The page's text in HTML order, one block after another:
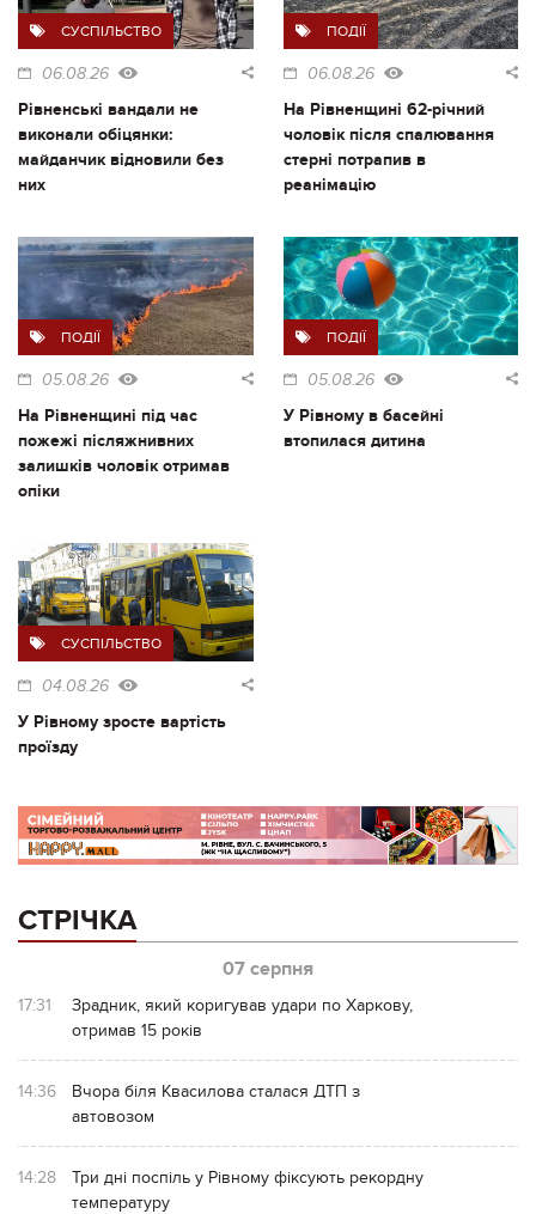
СУСПІЛЬСТВО
06.08.26
Рівненські вандали не
виконали обіцянки:
майданчик відновили без
них
ПОДІЇ
06.08.26
На Рівненщині 62-річний
чоловік після спалювання
стерні потрапив в
реанімацію
ПОДІЇ
05.08.26
На Рівненщині під час
пожежі післяжнивних
залишків чоловік отримав
опіки
ПОДІЇ
05.08.26
У Рівному в басейні
втопилася дитина
СУСПІЛЬСТВО
04.08.26
У Рівному зросте вартість
проїзду
СТРІЧКА
07 серпня
17:31
Зрадник, який коригував удари по Харкову,
отримав 15 років
14:36
Вчора біля Квасилова сталася ДТП з
автовозом
14:28
Три дні поспіль у Рівному фіксують рекордну
температуру